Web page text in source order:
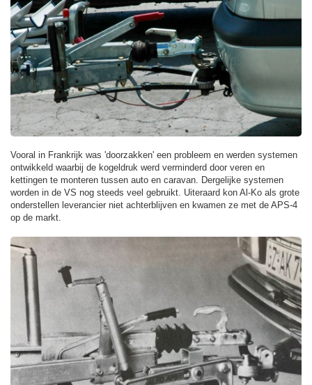
Vooral in Frankrijk was 'doorzakken' een probleem en werden systemen
ontwikkeld waarbij de kogeldruk werd verminderd door veren en
kettingen te monteren tussen auto en caravan. Dergelijke systemen
worden in de VS nog steeds veel gebruikt. Uiteraard kon Al-Ko als grote
onderstellen leverancier niet achterblijven en kwamen ze met de APS-4
op de markt.